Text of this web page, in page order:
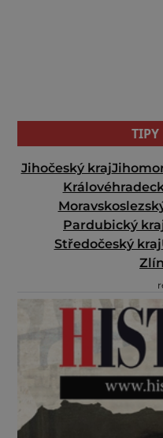
TIPY
Jihočeský kraj
Pardubický
Středočeský kraj